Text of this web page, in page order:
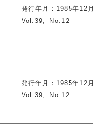
発行年月
1985年12月
Vol.39
No.12
発行年月
1985年12月
Vol.39
No.12